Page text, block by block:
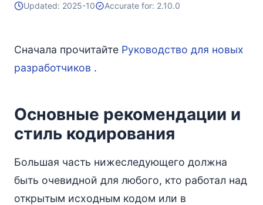
Updated: 2025-10 Accurate for: 2.10.0
Сначала прочитайте Руководство для новых
разработчиков .
Основные рекомендации и
стиль кодирования
Большая часть нижеследующего должна
быть очевидной для любого, кто работал над
открытым исходным кодом или в